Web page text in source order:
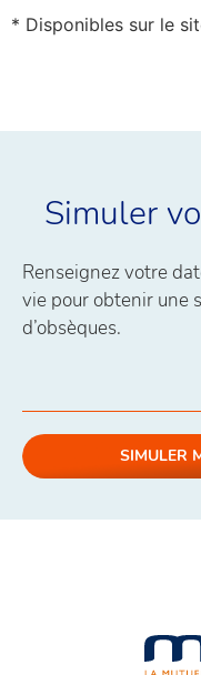
* Disponibles sur le
Simuler
Renseignez votre
vie pour obtenir une
d’obsèques.
SIMULER